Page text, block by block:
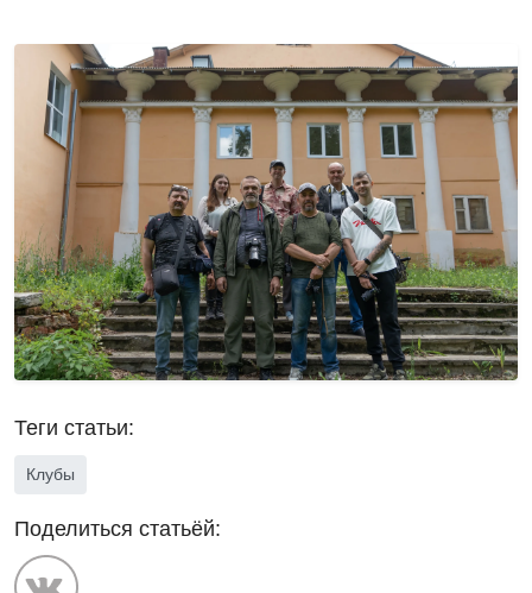
Теги статьи:
Клубы
Поделиться статьёй: